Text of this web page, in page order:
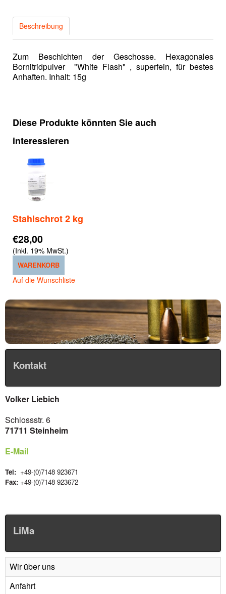
Beschreibung
Zum Beschichten der Geschosse. Hexagonales
Bornitridpulver "White Flash" , superfein, für bestes
Anhaften. Inhalt: 15g
Diese Produkte könnten Sie auch
interessieren
Stahlschrot 2 kg
€28,00
(Inkl. 19% MwSt.)
WARENKORB
Auf die Wunschliste
Kontakt
Volker Liebich
Schlossstr. 6
71711 Steinheim
E-Mail
Tel: +49-(0)7148 923671
Fax: +49-(0)7148 923672
LiMa
Wir über uns
Anfahrt